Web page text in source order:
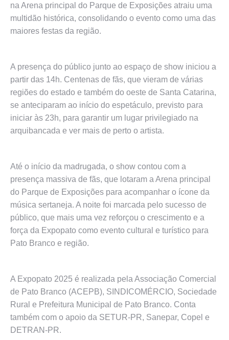
na Arena principal do Parque de Exposições atraiu uma
multidão histórica, consolidando o evento como uma das
maiores festas da região.
A presença do público junto ao espaço de show iniciou a
partir das 14h. Centenas de fãs, que vieram de várias
regiões do estado e também do oeste de Santa Catarina,
se anteciparam ao início do espetáculo, previsto para
iniciar às 23h, para garantir um lugar privilegiado na
arquibancada e ver mais de perto o artista.
Até o início da madrugada, o show contou com a
presença massiva de fãs, que lotaram a Arena principal
do Parque de Exposições para acompanhar o ícone da
música sertaneja. A noite foi marcada pelo sucesso de
público, que mais uma vez reforçou o crescimento e a
força da Expopato como evento cultural e turístico para
Pato Branco e região.
A Expopato 2025 é realizada pela Associação Comercial
de Pato Branco (ACEPB), SINDICOMÉRCIO, Sociedade
Rural e Prefeitura Municipal de Pato Branco. Conta
também com o apoio da SETUR-PR, Sanepar, Copel e
DETRAN-PR.